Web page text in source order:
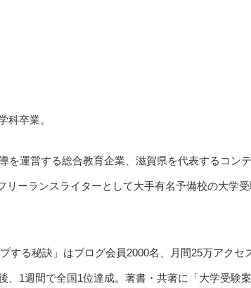
科卒業。
を運営する総合教育企業、滋賀県を代表するコンテ
ーランスライターとして大手有名予備校の大学
する秘訣」はブログ会員2000名、月間25万アクセ
、1週間で全国1位達成。著書・共著に「大学受験案